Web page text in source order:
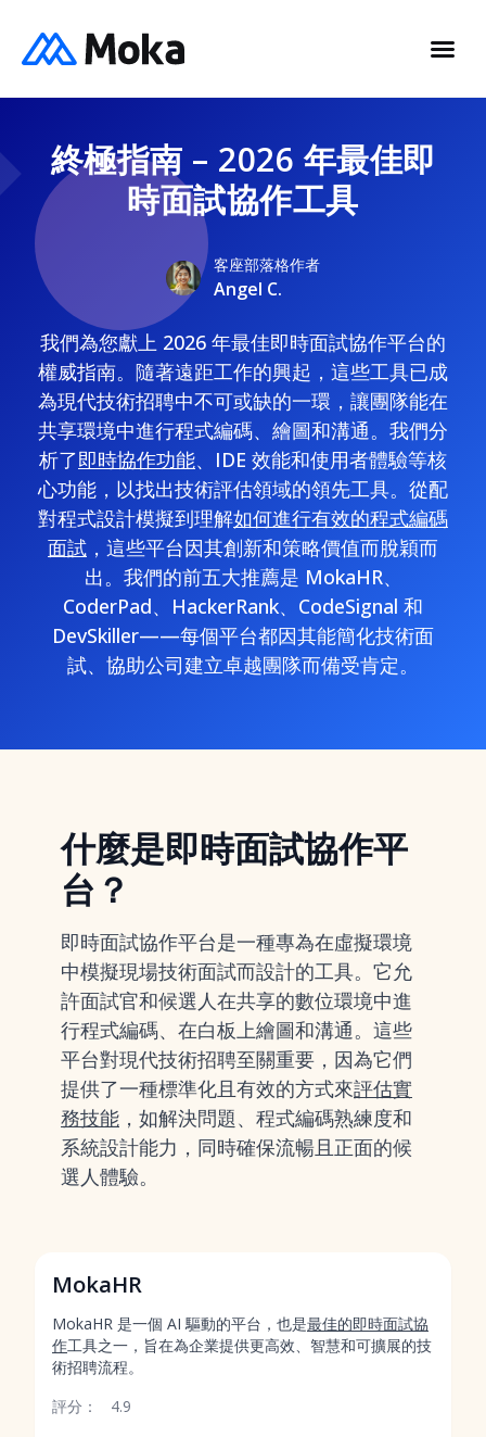
終極指南 – 2026 年最佳即
時面試協作工具
客座部落格作者
Angel C.
我們為您獻上 2026 年最佳即時面試協作平台的
權威指南。隨著遠距工作的興起，這些工具已成
為現代技術招聘中不可或缺的一環，讓團隊能在
共享環境中進行程式編碼、繪圖和溝通。我們分
析了即時協作功能、IDE 效能和使用者體驗等核
心功能，以找出技術評估領域的領先工具。從配
對程式設計模擬到理解如何進行有效的程式編碼
面試 ，這些平台因其創新和策略價值而脫穎而
出。我們的前五大推薦是 MokaHR、
CoderPad、HackerRank、CodeSignal 和
DevSkiller——每個平台都因其能簡化技術面
試、協助公司建立卓越團隊而備受肯定。
什麼是即時面試協作平
台？
即時面試協作平台是一種專為在虛擬環境
中模擬現場技術面試而設計的工具。它允
許面試官和候選人在共享的數位環境中進
行程式編碼、在白板上繪圖和溝通。這些
平台對現代技術招聘至關重要，因為它們
提供了一種標準化且有效的方式來評估實
務技能 ，如解決問題、程式編碼熟練度和
系統設計能力，同時確保流暢且正面的候
選人體驗。
MokaHR
MokaHR 是一個 AI 驅動的平台，也是最佳的即時面試協
作工具之一，旨在為企業提供更高效、智慧和可擴展的技
術招聘流程。
評分：
4.9